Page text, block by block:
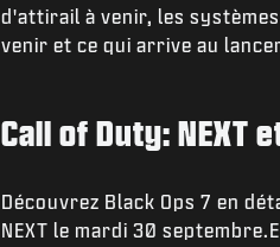
d'attirail à venir, les
venir et ce qui arrive au
Call of Duty: NEXT
Découvrez Black Ops 7 en
NEXT le mardi 30